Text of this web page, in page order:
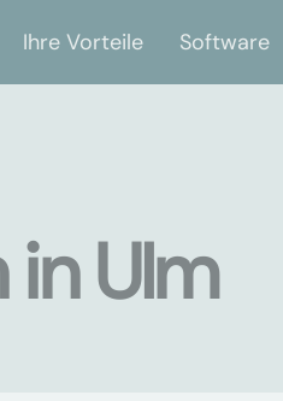
Ihre Vorteile Software
Ulm